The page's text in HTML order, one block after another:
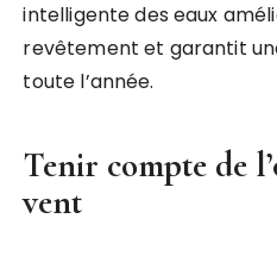
intelligente des eaux
revêtement et garantit
toute l’année.
Tenir compte de
vent